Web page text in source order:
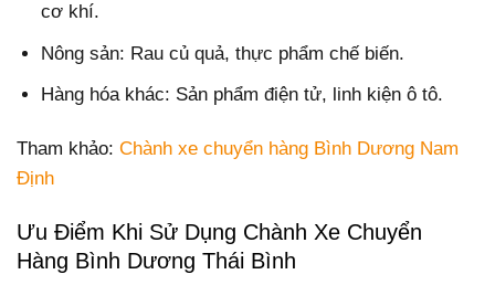
cơ khí.
Nông sản: Rau củ quả, thực phẩm chế biến.
Hàng hóa khác: Sản phẩm điện tử, linh kiện ô tô.
Tham khảo: Chành xe chuyển hàng Bình Dương Nam
Định
Ưu Điểm Khi Sử Dụng Chành Xe Chuyển
Hàng Bình Dương Thái Bình